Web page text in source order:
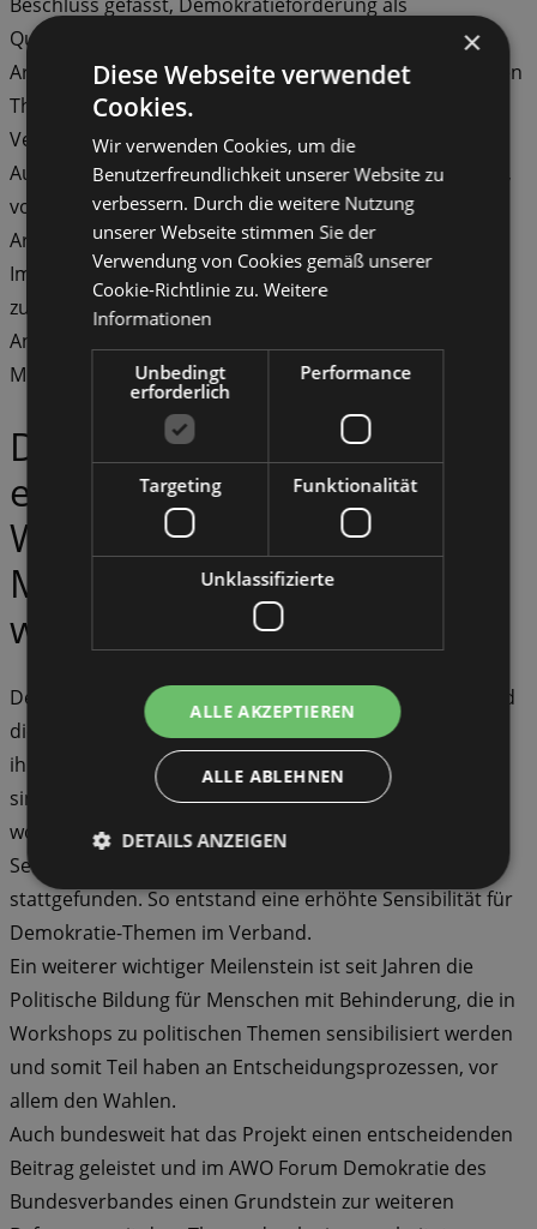
Querschnittsaufgabe zu etablieren. Ein Bestandteil der
Arbeit war folglich Beratungen zu demokratiefördernden
Themen, Moderation und Begleitung bei
Veränderungsprozessen anzubieten.
Auch politische Bildung für Menschen mit Behinderung,
vor allem zu den Wahlen, hat einen großen Teil der
Arbeit eingenommen.
Im letzten Förderzeitraum haben zwei Ausbildungen
zum/r verbandsinternen Berater:in nach systemischem
Ansatz stattgefunden und es wurden viele
Mitarbeiter:innen der AWO erreicht.
Das Projekt Mitwirkung gibt
es bereits seit 13 Jahren.
Was sind die größten
Meilensteine, die erreicht
wurden?
Der größte Meilenstein unserer langjährigen Arbeit sind
die ausgebildeten Berater:innen, die in der AWO durch
ihre Arbeit wirken. Unsere Ergebnisse und Erfahrungen
sind in mittlerweile 4 Handreichungen festgehalten
worden. Es haben viele Inhouse-Schulungen zur
Sensibilisierung von Mitarbeitenden der AWO
stattgefunden. So entstand eine erhöhte Sensibilität für
Demokratie-Themen im Verband.
Ein weiterer wichtiger Meilenstein ist seit Jahren die
Politische Bildung für Menschen mit Behinderung, die in
Workshops zu politischen Themen sensibilisiert werden
und somit Teil haben an Entscheidungsprozessen, vor
allem den Wahlen.
Auch bundesweit hat das Projekt einen entscheidenden
Beitrag geleistet und im AWO Forum Demokratie des
Bundesverbandes einen Grundstein zur weiteren
×
Diese Webseite verwendet
Cookies.
Wir verwenden Cookies, um die
Benutzerfreundlichkeit unserer Website zu
verbessern. Durch die weitere Nutzung
unserer Webseite stimmen Sie der
Verwendung von Cookies gemäß unserer
Cookie-Richtlinie zu.Weitere
Informationen
Unbedingt
erforderlich
Performance
Targeting Funktionalität
Unklassifizierte
ALLE AKZEPTIEREN
ALLE ABLEHNEN
DETAILS ANZEIGEN